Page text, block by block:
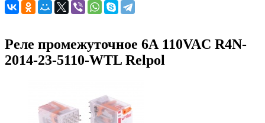
Реле промежуточное 6А 110VAC R4N-
2014-23-5110-WTL Relpol